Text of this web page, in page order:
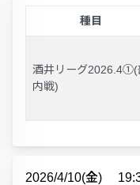
種目
酒井リーグ2026.4①(
内戦)
2026/4/10(金)